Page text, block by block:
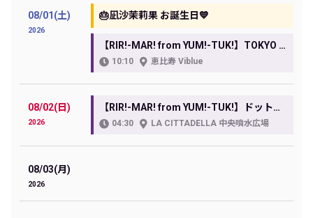
08/01(土)
2026
🎂凪沙茉莉果 お誕生日💙
【RIR!-MAR! from YUM!-TUK!】TOKYO IDOL SQUALL Vol.7
10:10 恵比寿 Viblue
08/02(日)
2026
【RIR!-MAR! from YUM!-TUK!】ドットビーピーエム 5thシングル「もったいない/ポーカーフェイス」発売記念イベント
04:30 LA CITTADELLA 中央噴水広場
08/03(月)
2026